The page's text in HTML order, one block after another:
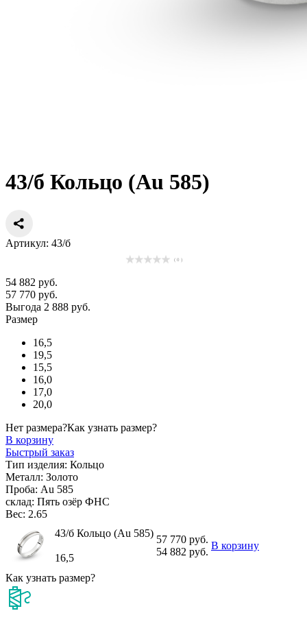
43/б Кольцо (Au 585)
Артикул: 43/б
( 0 )
54 882 руб.
57 770 руб.
Выгода 2 888 руб.
Размер
16,5
19,5
15,5
16,0
17,0
20,0
Нет размера?Как узнать размер?
В корзину
Быстрый заказ
Тип изделия: Кольцо
Металл: Золото
Проба: Au 585
склад: Пять озёр ФНС
Вес: 2.65
43/б Кольцо (Au 585)
57 770 руб.
54 882 руб.
В корзину
16,5
Как узнать размер?